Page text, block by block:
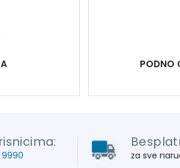
PODNO
9990 za sve